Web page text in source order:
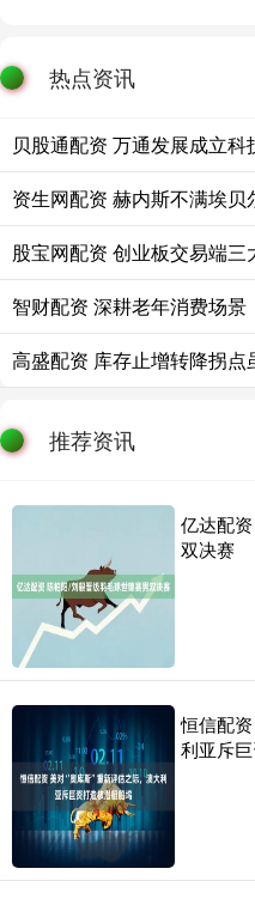
热点资讯
贝股通配资 万通发展成立
智财配资 深耕老年消费场景
推荐资讯
亿达配
双决赛
恒信配
利亚斥